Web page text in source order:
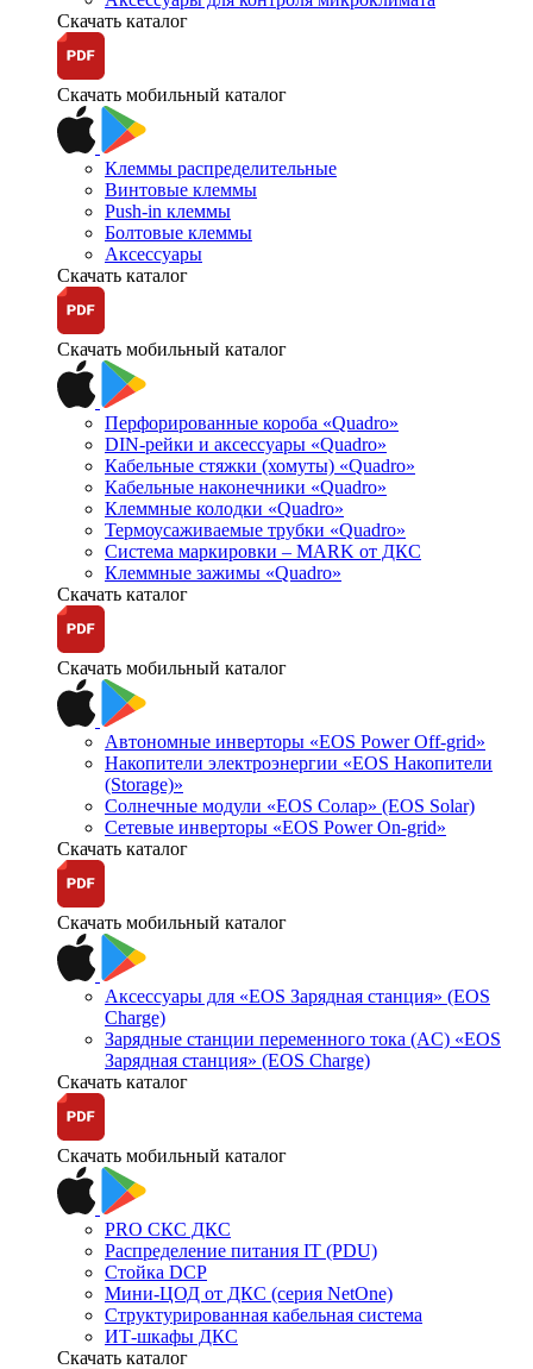
Скачать каталог
Скачать мобильный каталог
Клеммы распределительные
Винтовые клеммы
Push-in клеммы
Болтовые клеммы
Аксессуары
Скачать каталог
Скачать мобильный каталог
Перфорированные короба «Quadro»
DIN-рейки и аксессуары «Quadro»
Кабельные стяжки (хомуты) «Quadro»
Кабельные наконечники «Quadro»
Клеммные колодки «Quadro»
Термоусаживаемые трубки «Quadro»
Система маркировки – MARK от ДКС
Клеммные зажимы «Quadro»
Скачать каталог
Скачать мобильный каталог
Автономные инверторы «EOS Power Off-grid»
Накопители электроэнергии «EOS Накопители
(Storage)»
Солнечные модули «EOS Солар» (EOS Solar)
Сетевые инверторы «EOS Power On-grid»
Скачать каталог
Скачать мобильный каталог
Аксессуары для «EOS Зарядная станция» (EOS
Charge)
Зарядные станции переменного тока (AC) «EOS
Зарядная станция» (EOS Charge)
Скачать каталог
Скачать мобильный каталог
PRO СКС ДКС
Распределение питания IT (PDU)
Стойка DCP
Мини-ЦОД от ДКС (серия NetOne)
Структурированная кабельная система
ИТ-шкафы ДКС
Скачать каталог